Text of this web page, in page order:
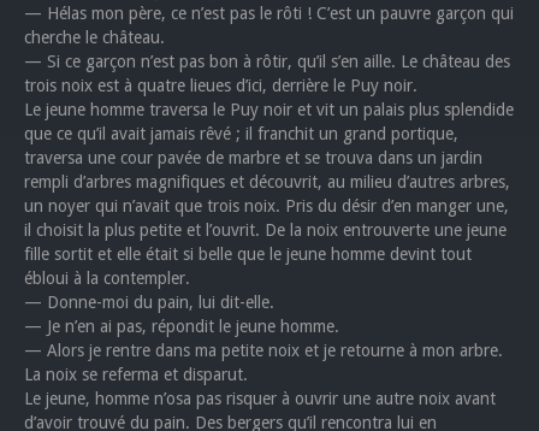
— Hélas mon père, ce n’est pas le rôti ! C’est un pauvre garçon qui
cherche le château.
— Si ce garçon n’est pas bon à rôtir, qu’il s’en aille. Le château des
trois noix est à quatre lieues d’ici, derrière le Puy noir.
Le jeune homme traversa le Puy noir et vit un palais plus splendide
que ce qu’il avait jamais rêvé ; il franchit un grand portique,
traversa une cour pavée de marbre et se trouva dans un jardin
rempli d’arbres magnifiques et découvrit, au milieu d’autres arbres,
un noyer qui n’avait que trois noix. Pris du désir d’en manger une,
il choisit la plus petite et l’ouvrit. De la noix entrouverte une jeune
fille sortit et elle était si belle que le jeune homme devint tout
ébloui à la contempler.
— Donne-moi du pain, lui dit-elle.
— Je n’en ai pas, répondit le jeune homme.
— Alors je rentre dans ma petite noix et je retourne à mon arbre.
La noix se referma et disparut.
Le jeune, homme n’osa pas risquer à ouvrir une autre noix avant
d’avoir trouvé du pain. Des bergers qu’il rencontra lui en